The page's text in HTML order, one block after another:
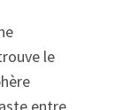
le
entre